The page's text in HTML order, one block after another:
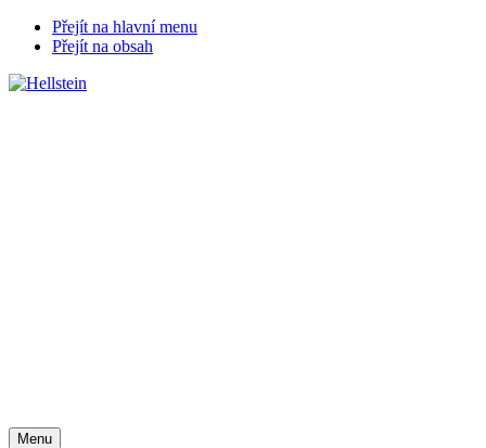
Přejít na hlavní menu
Přejít na obsah
Menu